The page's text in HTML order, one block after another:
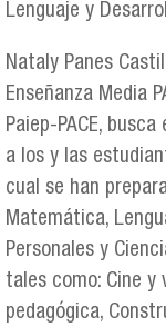
Lenguaje y
Nataly Panes
Enseñanza Media
Paiep-PACE,
a los y las
cual se han
Matemática,
Personales y
tales como: Cine y
pedagógica,